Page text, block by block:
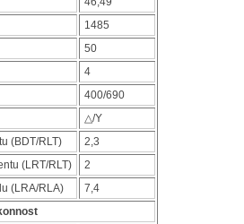
1485
50
4
400/690
△/Y
(BDT/RLT)
2,3
(LRT/RLT)
2
(LRA/RLA)
7,4